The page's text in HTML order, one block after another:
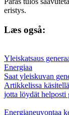
eristys.
Læs også:
Yleiskatsaus
Energiaa
Saat yleiskuvan
Artikkelissa
jotta löydät helposti
Energianeuvontaa